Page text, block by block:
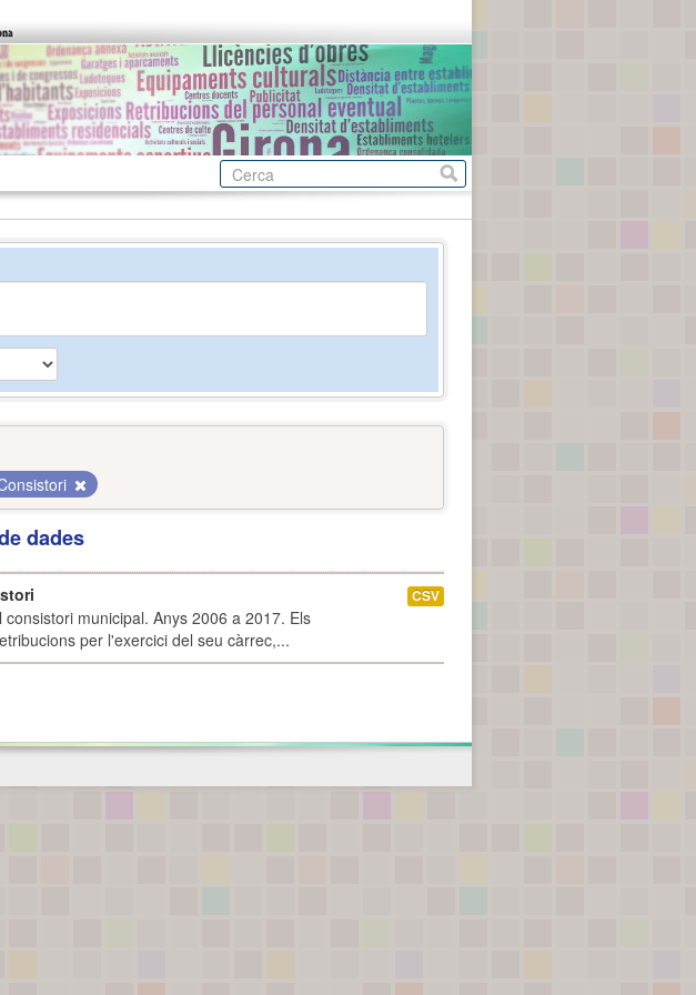
dades
municipal. Anys 2006 a 2017. Els
per l'exercici del seu càrrec,...
CSV